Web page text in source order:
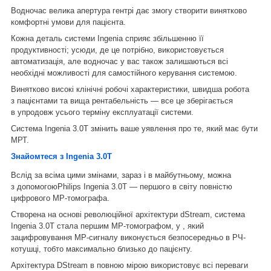
Водночас велика апертура гентрі дає змогу створити винятково
комфортні умови для пацієнта.
Кожна деталь системи Ingenia сприяє збільшенню її
продуктивності; усюди, де це потрібно, використовується
автоматизація, але водночас у вас також залишаються всі
необхідні можливості для самостійного керування системою.
Винятково високі клінічні робочі характеристики, швидша робота
з пацієнтами та вища рентабельність — все це зберігається
в упродовж усього терміну експлуатації системи.
Система Ingenia 3.0T змінить ваше уявлення про те, який має бути
МРТ.
Знайомтеся з Ingenia 3.0T
Вслід за всіма цими змінами, зараз і в майбутньому, можна
з допомогоюPhilips Ingenia 3.0T — першого в світу повністю
цифрового МР-томографа.
Створена на основі революційної архітектури dStream, система
Ingenia 3.0T стала першим МР-томографом, у , який
зацифровування МР-сигналу виконується безпосередньо в РЧ-
котушці, тобто максимально близько до пацієнту.
Архітектура DStream в повною мірою використовує всі переваги